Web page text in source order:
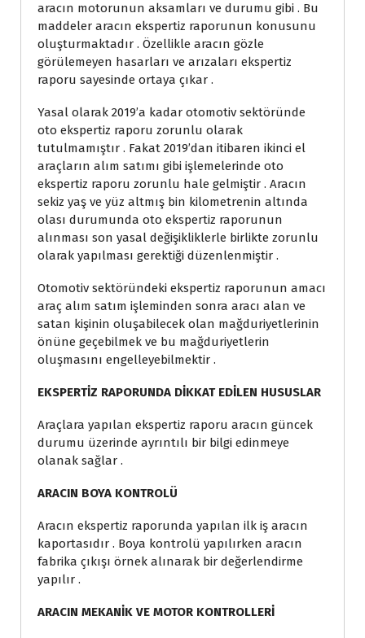
aracın motorunun aksamları ve durumu gibi . Bu
maddeler aracın ekspertiz raporunun konusunu
oluşturmaktadır . Özellikle aracın gözle
görülemeyen hasarları ve arızaları ekspertiz
raporu sayesinde ortaya çıkar .
Yasal olarak 2019’a kadar otomotiv sektöründe
oto ekspertiz raporu zorunlu olarak
tutulmamıştır . Fakat 2019’dan itibaren ikinci el
araçların alım satımı gibi işlemelerinde oto
ekspertiz raporu zorunlu hale gelmiştir . Aracın
sekiz yaş ve yüz altmış bin kilometrenin altında
olası durumunda oto ekspertiz raporunun
alınması son yasal değişikliklerle birlikte zorunlu
olarak yapılması gerektiği düzenlenmiştir .
Otomotiv sektöründeki ekspertiz raporunun amacı
araç alım satım işleminden sonra aracı alan ve
satan kişinin oluşabilecek olan mağduriyetlerinin
önüne geçebilmek ve bu mağduriyetlerin
oluşmasını engelleyebilmektir .
EKSPERTİZ RAPORUNDA DİKKAT EDİLEN HUSUSLAR
Araçlara yapılan ekspertiz raporu aracın güncek
durumu üzerinde ayrıntılı bir bilgi edinmeye
olanak sağlar .
ARACIN BOYA KONTROLÜ
Aracın ekspertiz raporunda yapılan ilk iş aracın
kaportasıdır . Boya kontrolü yapılırken aracın
fabrika çıkışı örnek alınarak bir değerlendirme
yapılır .
ARACIN MEKANİK VE MOTOR KONTROLLERİ